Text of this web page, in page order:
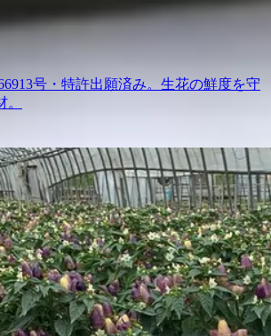
号・特許出願済み。生花の鮮度を守